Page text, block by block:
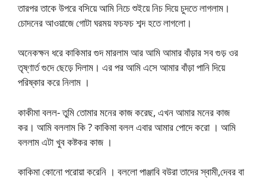
তারপর তাকে উপরে বসিয়ে আমি নিচে শুইয়ে নিচ দিয়ে চুদতে লাগলাম।
চোদনের আওয়াজে গোটা ঘরময় ফচফচ শব্দ হতে লাগলো।
অনেকক্ষন ধরে কাকিমার গুদ মারলাম আর আমি আমার বাঁড়ার সব গুড় ওর
তৃষ্ণার্ত গুদে ছেড়ে দিলাম। এর পর আমি এসে আমার বাঁড়া পানি দিয়ে
পরিষ্কার করে নিলাম ।
কাকীমা বলল- তুমি তোমার মনের কাজ করেছ, এখন আমার মনের কাজ
কর। আমি বললাম কি ? কাকিমা বলল এবার আমার পোদে করো । আমি
বললাম এটা খুব কষ্টকর কাজ ।
কাকিমা কোনো পরোয়া করেনি । বললো পাঞ্জাবি বউরা তাদের স্বামী,দেবর বা